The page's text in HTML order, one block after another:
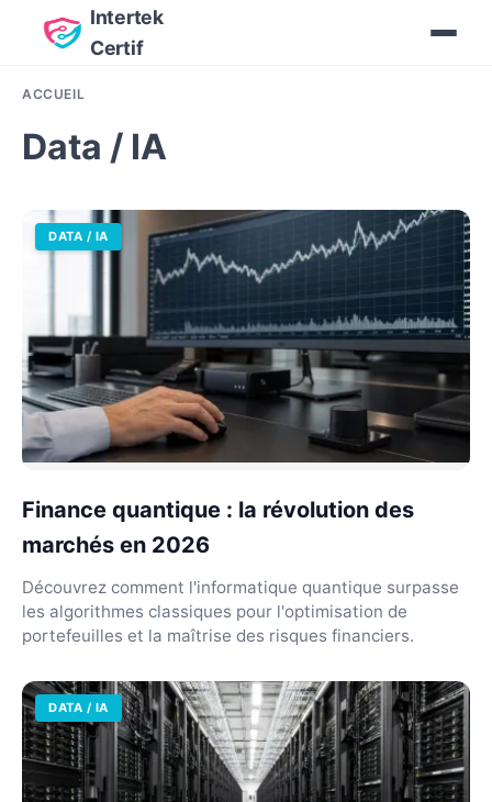
Intertek
Certif
ACCUEIL
Data / IA
DATA / IA
Finance quantique : la révolution des
marchés en 2026
Découvrez comment l'informatique quantique surpasse
les algorithmes classiques pour l'optimisation de
portefeuilles et la maîtrise des risques financiers.
DATA / IA